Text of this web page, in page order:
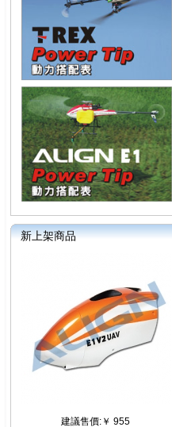
新上架商品
建議售價:￥ 955